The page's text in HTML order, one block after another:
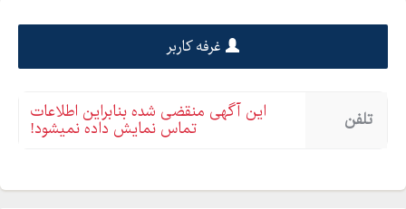
غرفه کاربر
تلفن این آگهی منقضی شده بنابراین اطلاعات
تماس نمایش داده نمیشود!